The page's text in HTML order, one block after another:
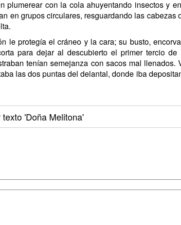
con la cola ahuyentando insectos y
en grupos circulares, resguardando las cabezas
le protegía el cráneo y la cara; su busto,
para dejar al descubierto el primer tercio de
tenían semejanza con sacos mal llenados.
las dos puntas del delantal, donde iba
texto'Doña Melitona'